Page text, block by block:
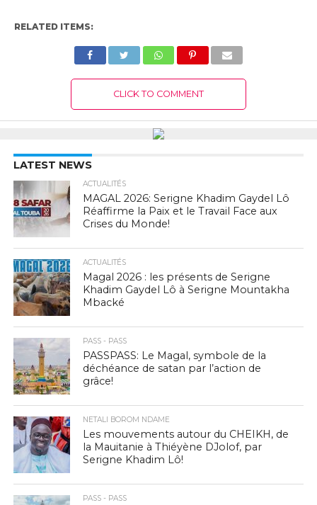
RELATED ITEMS:
CLICK TO COMMENT
LATEST NEWS
ACTUALITÉS
MAGAL 2026: Serigne Khadim Gaydel Lô
Réaffirme la Paix et le Travail Face aux
Crises du Monde!
ACTUALITÉS
Magal 2026 : les présents de Serigne
Khadim Gaydel Lô à Serigne Mountakha
Mbacké
PASS - PASS
PASSPASS: Le Magal, symbole de la
déchéance de satan par l’action de
grâce!
NETALI BOROM NDAME
Les mouvements autour du CHEIKH, de
la Mauitanie à Thiéyène DJolof, par
Serigne Khadim Lô!
PASS - PASS